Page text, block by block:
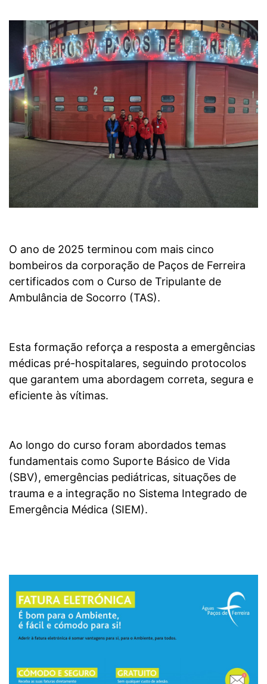
O ano de 2025 terminou com mais cinco
bombeiros da corporação de Paços de Ferreira
certificados com o Curso de Tripulante de
Ambulância de Socorro (TAS).
Esta formação reforça a resposta a emergências
médicas pré-hospitalares, seguindo protocolos
que garantem uma abordagem correta, segura e
eficiente às vítimas.
Ao longo do curso foram abordados temas
fundamentais como Suporte Básico de Vida
(SBV), emergências pediátricas, situações de
trauma e a integração no Sistema Integrado de
Emergência Médica (SIEM).